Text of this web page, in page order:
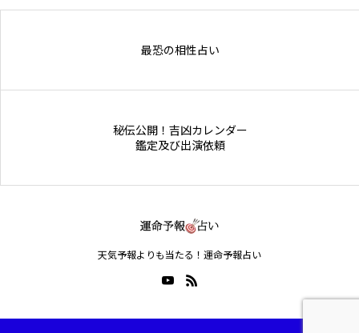
最恐の相性占い
秘伝公開！吉凶カレンダー
鑑定及び出演依頼
天気予報よりも当たる！運命予報占い